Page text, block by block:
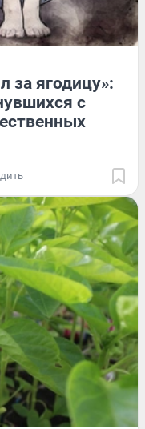
за ягодицу»:
с